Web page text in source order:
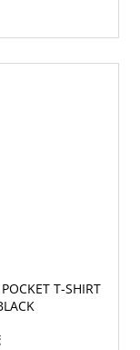
T-SHIRT